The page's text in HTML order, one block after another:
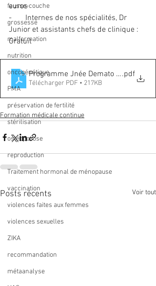
fausse-couche
grossesse
malformation
nutrition
oncogénétique
PMA
préservation de fertilité
stérilisation
ostéoporose
reproduction
Traitement hormonal de ménopause
vaccination
violences faites aux femmes
violences sexuelles
ZIKA
recommandation
métaanalyse
euros
-       Internes de nos spécialités, Dr
Junior et assistants chefs de clinique :
Gratuit
Programme Jnée Demato Gyneco
.pdf
Télécharger PDF • 217KB
Formation médicale continue
Posts récents Voir tout